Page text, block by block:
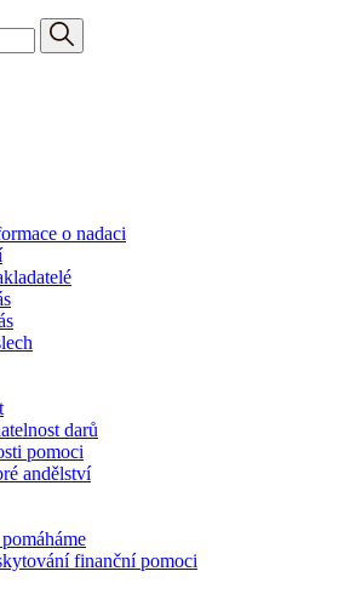
o nadaci
darů
pomoci
andělství
finanční pomoci